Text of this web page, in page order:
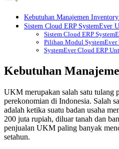
Kebutuhan Manajemen
Sistem Cloud ERP SystemEver
Sistem Cloud ERP
Pilihan Modul
SystemEver Cloud ERP
Kebutuhan
UKM merupakan salah satu tulang
perekonomian di Indonesia. Salah
adalah ketika suatu badan usaha
200 juta rupiah, diluar tanah dan
penjualan UKM paling banyak
setahun.